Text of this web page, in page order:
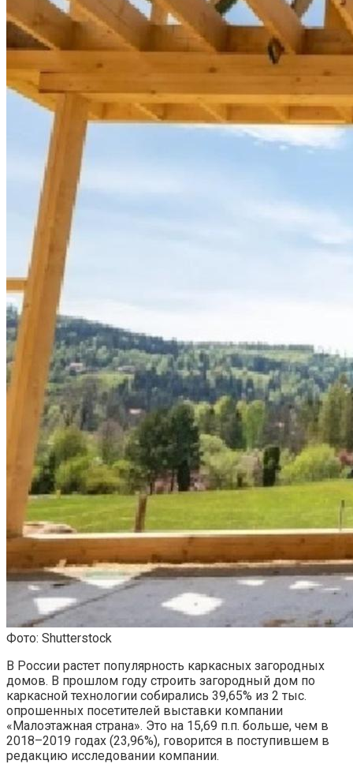
Фото: Shutterstock
В России растет популярность каркасных загородных
домов. В прошлом году строить загородный дом по
каркасной технологии собирались 39,65% из 2 тыс.
опрошенных посетителей выставки компании
«Малоэтажная страна». Это на 15,69 п.п. больше, чем в
2018–2019 годах (23,96%), говорится в поступившем в
редакцию исследовании компании.